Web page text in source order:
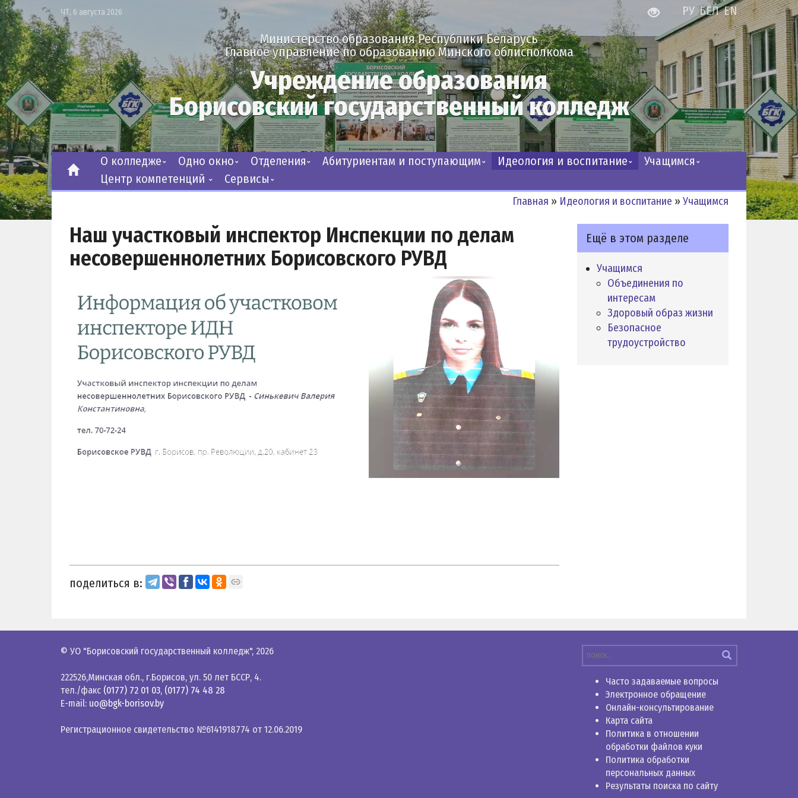
ЧТ, 6 августа 2026 РУ БЕЛEN
Министерство образования Республики Беларусь
Главное управление по образованию Минского облисполкома
Учреждение образования
Борисовский государственный колледж
О колледже Одно окно Отделения Абитуриентам и поступающим Идеология и воспитание
Учащимся
Центр компетенций
Сервисы
Главная » Идеология и воспитание » Учащимся
Наш участковый инспектор Инспекции по делам
несовершеннолетних Борисовского РУВД
поделиться в:
Ещё в этом разделе
Учащимся
Объединения по
интересам
Здоровый образ жизни
Безопасное
трудоустройство
© УО "Борисовский государственный колледж", 2026
222526,Минская обл., г.Борисов, ул. 50 лет БССР, 4.
тел./факс (0177) 72 01 03, (0177) 74 48 28
E-mail: uo@bgk-borisov.by
Регистрационное свидетельство №6141918774 от 12.06.2019
Часто задаваемые вопросы
Электронное обращение
Онлайн-консультирование
Карта сайта
Политика в отношении
обработки файлов куки
Политика обработки
персональных данных
Результаты поиска по сайту